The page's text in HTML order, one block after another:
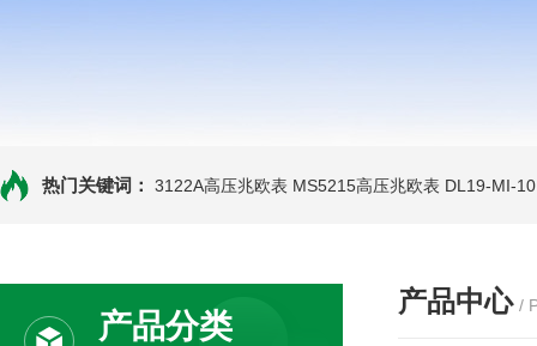
热门关键词： 3122A高压兆欧表 MS5215高压兆欧表 DL19-MI-
产品分类
产品中心 /